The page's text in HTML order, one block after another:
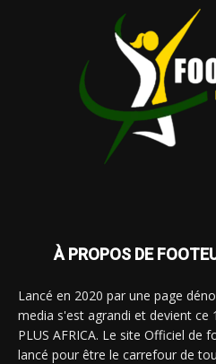
À PROPOS DE
Lancé en 2020 par une page
media s'est agrandi et devient ce
PLUS AFRICA. Le site Officiel de
lancé pour être le carrefour de